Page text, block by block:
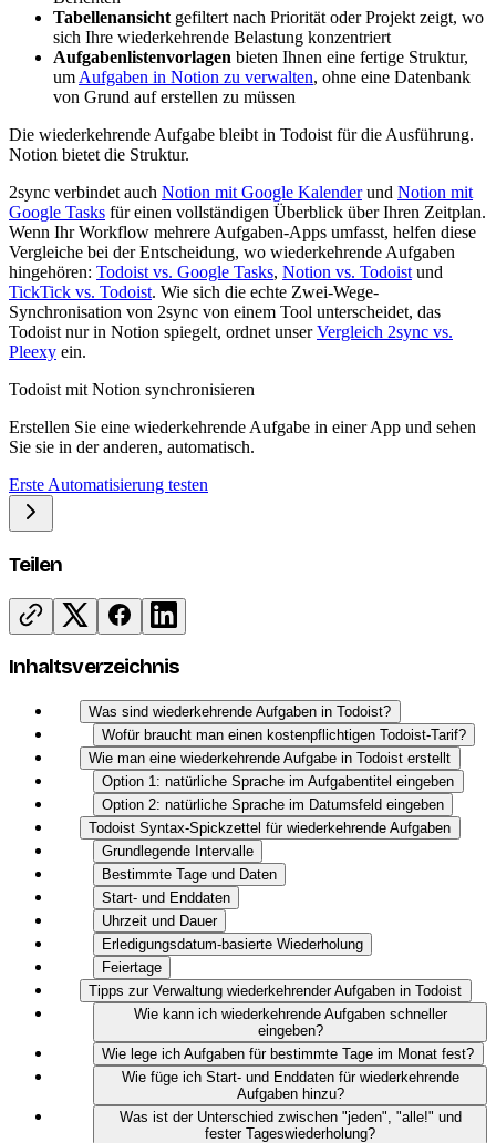
Tabellenansicht gefiltert nach Priorität oder Projekt zeigt, wo
sich Ihre wiederkehrende Belastung konzentriert
Aufgabenlistenvorlagen bieten Ihnen eine fertige Struktur,
um Aufgaben in Notion zu verwalten, ohne eine Datenbank
von Grund auf erstellen zu müssen
Die wiederkehrende Aufgabe bleibt in Todoist für die Ausführung.
Notion bietet die Struktur.
2sync verbindet auch Notion mit Google Kalenderund Notion mit
Google Tasks für einen vollständigen Überblick über Ihren Zeitplan.
Wenn Ihr Workflow mehrere Aufgaben-Apps umfasst, helfen diese
Vergleiche bei der Entscheidung, wo wiederkehrende Aufgaben
hingehören: Todoist vs. Google Tasks, Notion vs. Todoist und
TickTick vs. Todoist. Wie sich die echte Zwei-Wege-
Synchronisation von 2sync von einem Tool unterscheidet, das
Todoist nur in Notion spiegelt, ordnet unserVergleich 2sync vs.
Pleexy ein.
Todoist mit Notion synchronisieren
Erstellen Sie eine wiederkehrende Aufgabe in einer App und sehen
Sie sie in der anderen, automatisch.
Erste Automatisierung testen
Teilen
Inhaltsverzeichnis
Was sind wiederkehrende Aufgaben in Todoist?
Wofür braucht man einen kostenpflichtigen Todoist-Tarif?
Wie man eine wiederkehrende Aufgabe in Todoist erstellt
Option 1: natürliche Sprache im Aufgabentitel eingeben
Option 2: natürliche Sprache im Datumsfeld eingeben
Todoist Syntax-Spickzettel für wiederkehrende Aufgaben
Grundlegende Intervalle
Bestimmte Tage und Daten
Start- und Enddaten
Uhrzeit und Dauer
Erledigungsdatum-basierte Wiederholung
Feiertage
Tipps zur Verwaltung wiederkehrender Aufgaben in Todoist
Wie kann ich wiederkehrende Aufgaben schneller
eingeben?
Wie lege ich Aufgaben für bestimmte Tage im Monat fest?
Wie füge ich Start- und Enddaten für wiederkehrende
Aufgaben hinzu?
Was ist der Unterschied zwischen "jeden", "alle!" und
fester Tageswiederholung?